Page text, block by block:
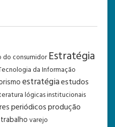
consumidor Estratégia
da Informação
estratégiaestudos
lógicas institucionais
periódicosprodução
trabalhovarejo